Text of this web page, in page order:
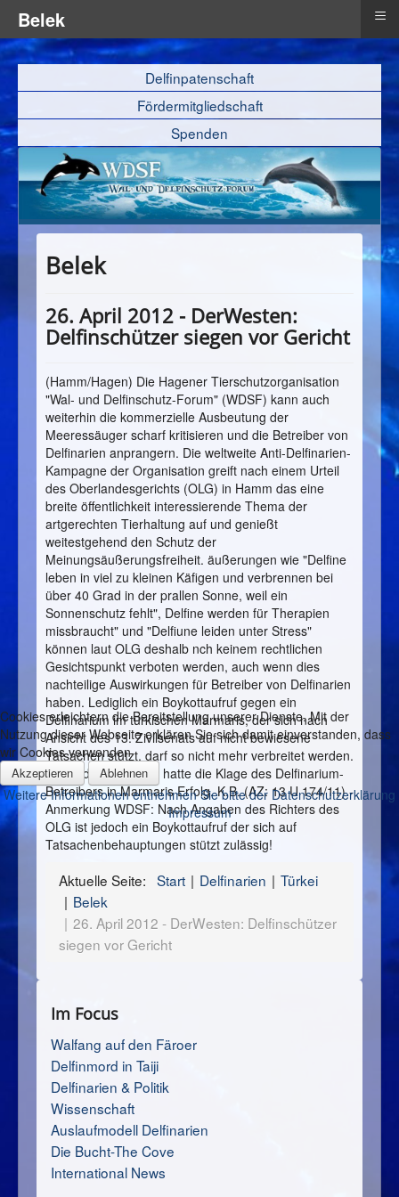
Delfinpatenschaft
Fördermitgliedschaft
Spenden
Belek
26. April 2012 - DerWesten:
Delfinschützer siegen vor Gericht
(Hamm/Hagen) Die Hagener Tierschutzorganisation
"Wal- und Delfinschutz-Forum" (WDSF) kann auch
weiterhin die kommerzielle Ausbeutung der
Meeressäuger scharf kritisieren und die Betreiber von
Delfinarien anprangern. Die weltweite Anti-Delfinarien-
Kampagne der Organisation greift nach einem Urteil
des Oberlandesgerichts (OLG) in Hamm das eine
breite öffentlichkeit interessierende Thema der
artgerechten Tierhaltung auf und genießt
weitestgehend den Schutz der
Meinungsäußerungsfreiheit. äußerungen wie "Delfine
leben in viel zu kleinen Käfigen und verbrennen bei
über 40 Grad in der prallen Sonne, weil ein
Sonnenschutz fehlt", Delfine werden für Therapien
missbraucht" und "Delfiune leiden unter Stress"
können laut OLG deshalb nch keinem rechtlichen
Gesichtspunkt verboten werden, auch wenn dies
nachteilige Auswirkungen für Betreiber von Delfinarien
haben. Lediglich ein Boykottaufruf gegen ein
Delfinarium im türkischen Marmaris, der sich nach
Ansicht des 13. Zivilsenats auf nicht bewiesene
Tatsachen stützt, darf so nicht mehr verbreitet werden.
Nur in diesem Punkt hatte die Klage des Delfinarium-
Betreibers in Marmaris Erfolg. K.B. (AZ: 13 U 174/11) -
Anmerkung WDSF: Nach Angaben des Richters des
OLG ist jedoch ein Boykottaufruf der sich auf
Tatsachenbehauptungen stützt zulässig!
Aktuelle Seite: Start Delfinarien
Türkei
Belek
26. April 2012 - DerWesten: Delfinschützer
siegen vor Gericht
Im Focus
Walfang auf den Färoer
Delfinmord in Taiji
Delfinarien & Politik
Wissenschaft
Auslaufmodell Delfinarien
Die Bucht-The Cove
International News
Cookies erleichtern die Bereitstellung unserer Dienste. Mit der
Nutzung dieser Webseite erklären Sie sich damit einverstanden, dass
wir Cookies verwenden
Akzeptieren Ablehnen
Weitere Informationen entnehmen Sie bitte der Datenschutzerklärung
Impressum
Belek ≡